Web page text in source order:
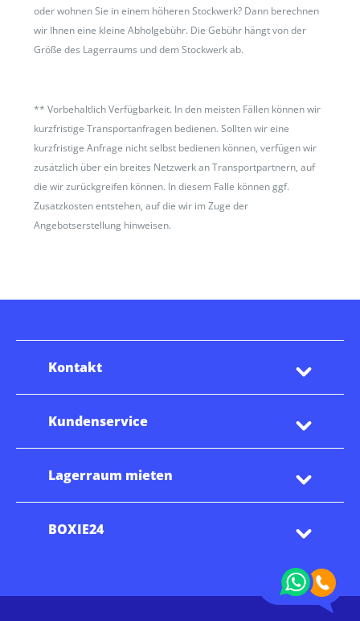
oder wohnen Sie in einem höheren Stockwerk? Dann berechnen
wir Ihnen eine kleine Abholgebühr. Die Gebühr hängt von der
Größe des Lagerraums und dem Stockwerk ab.
**Vorbehaltlich Verfügbarkeit. In den meisten Fällen können wir
kurzfristige Transportanfragen bedienen. Sollten wir eine
kurzfristige Anfrage nicht selbst bedienen können, verfügen wir
zusätzlich über ein breites Netzwerk an Transportpartnern, auf
die wir zurückgreifen können. In diesem Falle können ggf.
Zusatzkosten entstehen, auf die wir im Zuge der
Angebotserstellung hinweisen.
Kontakt
Kundenservice
Lagerraum mieten
BOXIE24